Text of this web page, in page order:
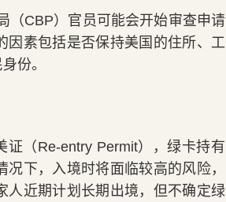
（CBP）官员可能会开始审查申请
因素包括是否保持美国的住所、工
份。
（Re-entry Permit），绿卡持有
下，入境时将面临较高的风险，
人近期计划长期出境，但不确定绿